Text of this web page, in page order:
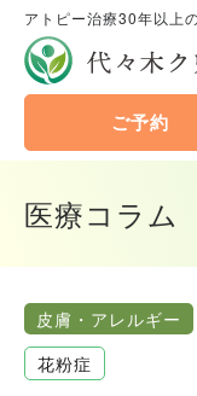
アトピー治療30年以上
ご予約
医療コラム
皮膚・アレルギー
花粉症